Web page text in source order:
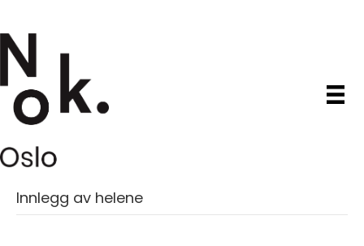
Innlegg av helene